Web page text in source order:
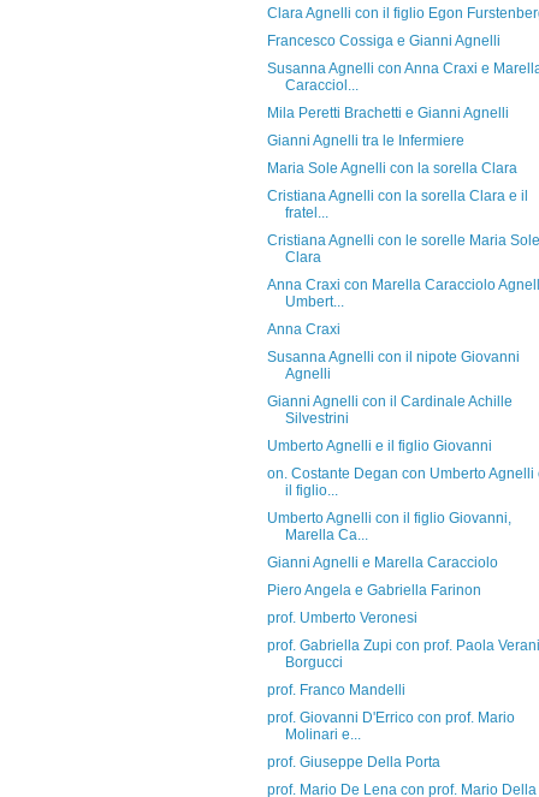
Clara Agnelli con il figlio Egon
Francesco Cossiga e Gianni Agnelli
Susanna Agnelli con Anna Craxi e
Caracciol...
Mila Peretti Brachetti e Gianni Agnelli
Gianni Agnelli tra le Infermiere
Maria Sole Agnelli con la sorella Clara
Cristiana Agnelli con la sorella Clara e il
fratel...
Cristiana Agnelli con le sorelle Maria
Clara
Anna Craxi con Marella Caracciolo
Umbert...
Anna Craxi
Susanna Agnelli con il nipote Giovanni
Agnelli
Gianni Agnelli con il Cardinale Achille
Silvestrini
Umberto Agnelli e il figlio Giovanni
on. Costante Degan con Umberto Agnelli
il figlio...
Umberto Agnelli con il figlio Giovanni,
Marella Ca...
Gianni Agnelli e Marella Caracciolo
Piero Angela e Gabriella Farinon
prof. Umberto Veronesi
prof. Gabriella Zupi con prof. Paola Verani
Borgucci
prof. Franco Mandelli
prof. Giovanni D'Errico con prof. Mario
Molinari e...
prof. Giuseppe Della Porta
prof. Mario De Lena con prof. Mario Della